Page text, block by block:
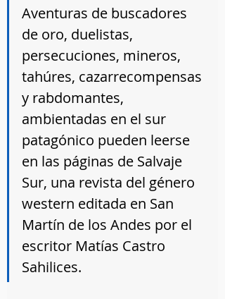
Aventuras de buscadores
de oro, duelistas,
persecuciones, mineros,
tahúres, cazarrecompensas
y rabdomantes,
ambientadas en el sur
patagónico pueden leerse
en las páginas de Salvaje
Sur, una revista del género
western editada en San
Martín de los Andes por el
escritor Matías Castro
Sahilices.